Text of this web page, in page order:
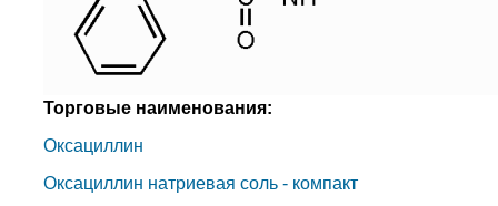
Торговые наименования:
Оксациллин
Оксациллин натриевая соль - компакт